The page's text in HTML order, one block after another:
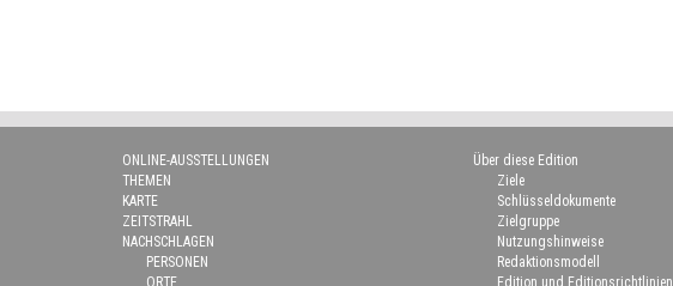
ONLINE-AUSSTELLUNGEN
THEMEN
KARTE
ZEITSTRAHL
NACHSCHLAGEN
PERSONEN
ORTE
Über diese Edition
Ziele
Schlüsseldokumente
Zielgruppe
Nutzungshinweise
Redaktionsmodell
Edition und Editionsrichtlinien